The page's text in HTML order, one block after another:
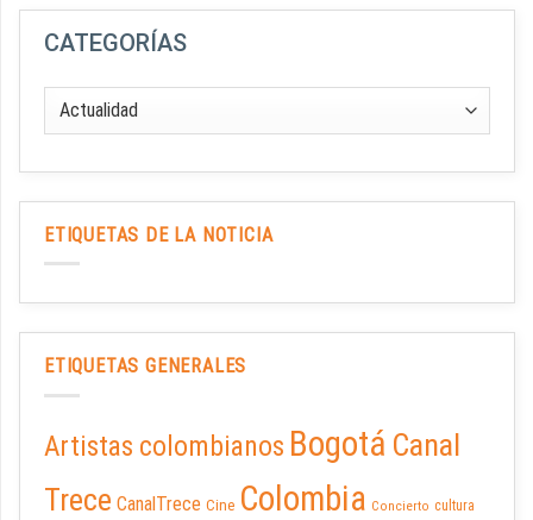
CATEGORÍAS
ETIQUETAS DE LA NOTICIA
ETIQUETAS GENERALES
Artistas colombianos Bogotá Canal
Trece CanalTrece Cine Colombia Concierto cultura